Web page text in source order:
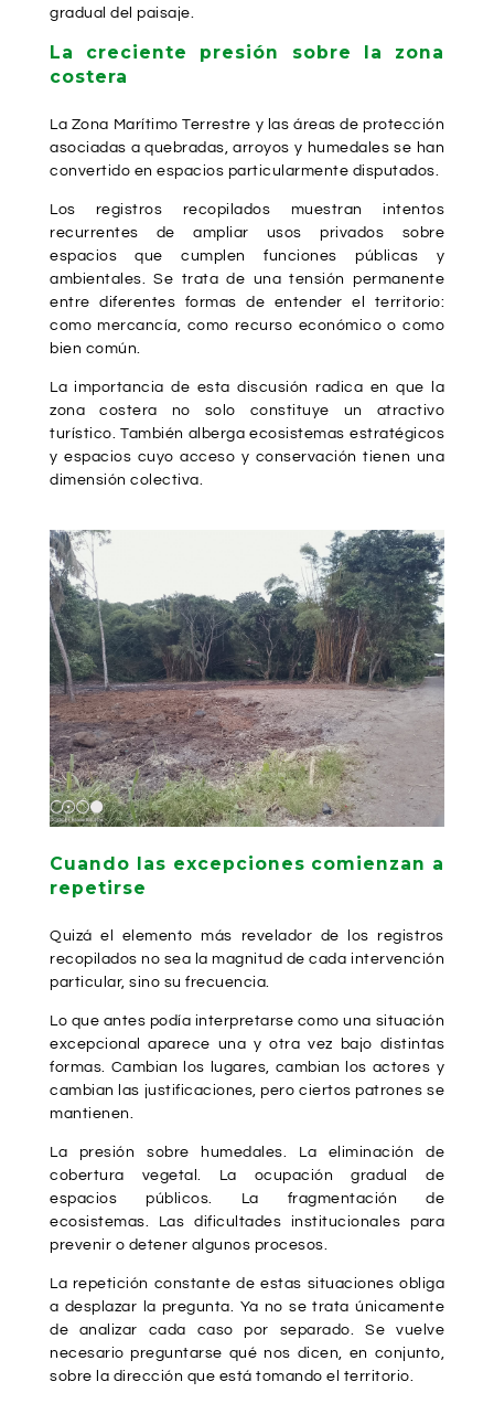
gradual del paisaje.
La creciente presión sobre la zona
costera
La Zona Marítimo Terrestre y las áreas de protección
asociadas a quebradas, arroyos y humedales se han
convertido en espacios particularmente disputados.
Los registros recopilados muestran intentos
recurrentes de ampliar usos privados sobre
espacios que cumplen funciones públicas y
ambientales. Se trata de una tensión permanente
entre diferentes formas de entender el territorio:
como mercancía, como recurso económico o como
bien común.
La importancia de esta discusión radica en que la
zona costera no solo constituye un atractivo
turístico. También alberga ecosistemas estratégicos
y espacios cuyo acceso y conservación tienen una
dimensión colectiva.
Cuando las excepciones comienzan a
repetirse
Quizá el elemento más revelador de los registros
recopilados no sea la magnitud de cada intervención
particular, sino su frecuencia.
Lo que antes podía interpretarse como una situación
excepcional aparece una y otra vez bajo distintas
formas. Cambian los lugares, cambian los actores y
cambian las justificaciones, pero ciertos patrones se
mantienen.
La presión sobre humedales. La eliminación de
cobertura vegetal. La ocupación gradual de
espacios públicos. La fragmentación de
ecosistemas. Las dificultades institucionales para
prevenir o detener algunos procesos.
La repetición constante de estas situaciones obliga
a desplazar la pregunta. Ya no se trata únicamente
de analizar cada caso por separado. Se vuelve
necesario preguntarse qué nos dicen, en conjunto,
sobre la dirección que está tomando el territorio.